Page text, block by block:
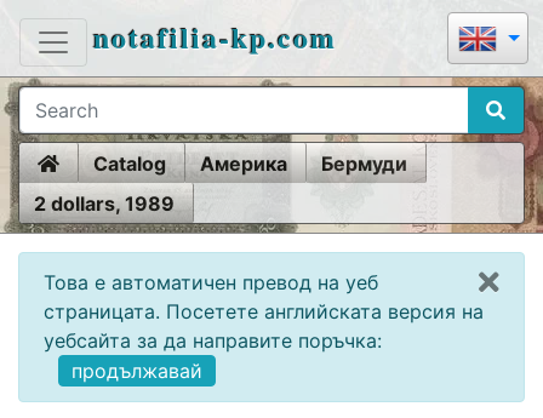
notafilia-kp.com
HomeCatalog Америка
Бермуди
2 dollars, 1989
Това е автоматичен превод на уеб
страницата. Посетете английската версия на
уебсайта за да направите поръчка:
продължавай